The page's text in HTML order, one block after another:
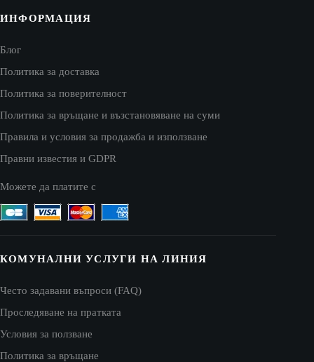
ИНФОРМАЦИЯ
Блог
Политика за доставка
Политика за поверителност
Политика за връщане и възстановяване на суми
Правила и условия за продажба и използване
Правни известия и GDPR
Можете да платите с
КОМУНАЛНИ УСЛУГИ НА ЛИНИЯ
Често задавани въпроси (FAQ)
Проследяване на пратката
Условия за ползване
Политика за връщане